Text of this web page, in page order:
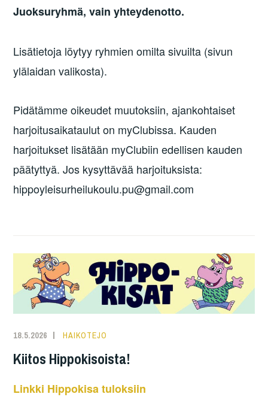
Juoksuryhmä, vain yhteydenotto.
Lisätietoja löytyy ryhmien omilta sivuilta (sivun
ylälaidan valikosta).
Pidätämme oikeudet muutoksiin, ajankohtaiset
harjoitusaikataulut on myClubissa. Kauden
harjoitukset lisätään myClubiin edellisen kauden
päätyttyä. Jos kysyttävää harjoituksista:
hippoyleisurheilukoulu.pu@gmail.com
18.5.2026 HAIKOTEJO
Kiitos Hippokisoista!
Linkki Hippokisa tuloksiin